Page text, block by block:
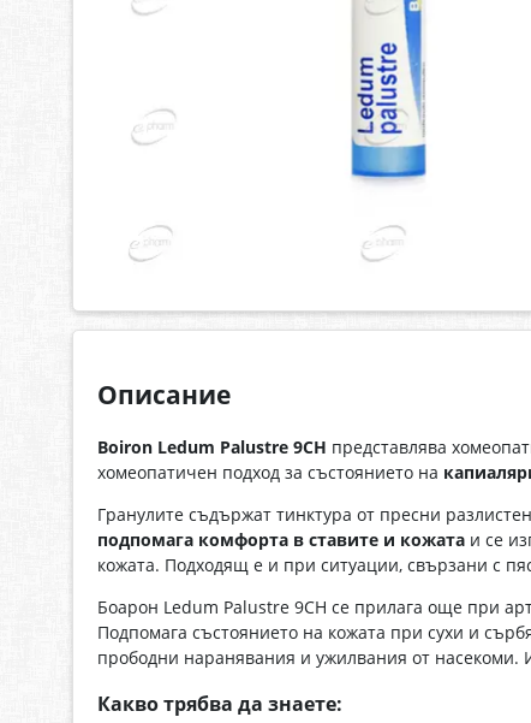
Описание
Bоiron Ledum Palustre 9CH представлява
хомеопатичен подход за състоянието на
Гранулите съдържат тинктура от пресни
подпомага комфорта в ставите и кожата и се
кожата. Подходящ е и при ситуации, свързани с
Боарон Ledum Palustre 9CH се прилага още при
Подпомага състоянието на кожата при сухи и
прободни наранявания и ужилвания от насекоми.
Какво трябва да знаете: